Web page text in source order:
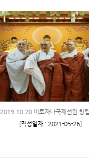
2019.10.20 비로자나국제선원 창
[작성일자 : 2021-05-26]